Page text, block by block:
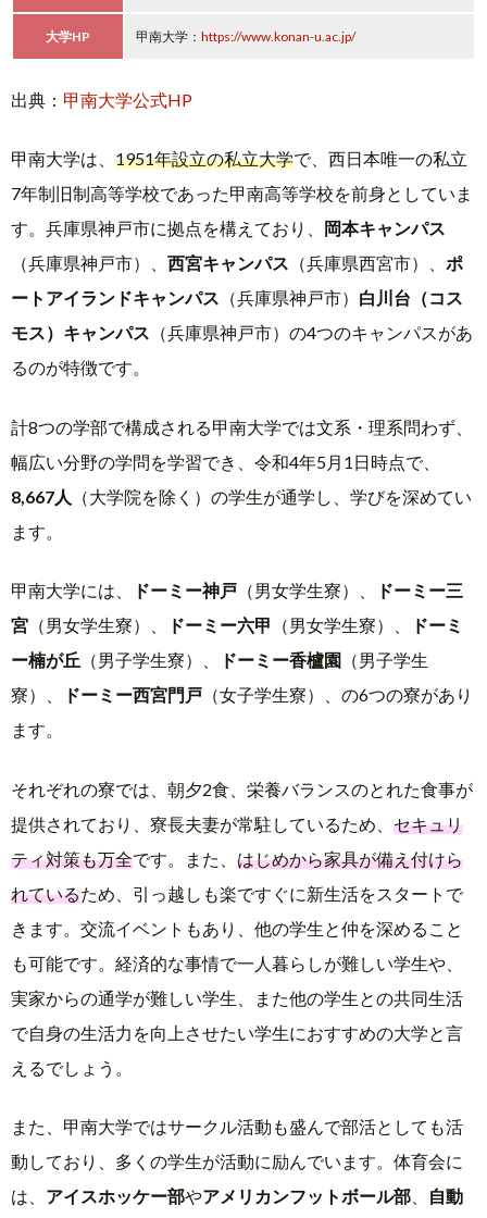
大学HP 甲南大学： https://www.konan-u.ac.jp/
出典： 甲南大学公式HP
甲南大学は、 1951年設立の私立大学で、西日本唯一の私立
7年制旧制高等学校であった甲南高等学校を前身としていま
す。兵庫県神戸市に拠点を構えており、
岡本キャンパス
（兵庫県神戸市）、 西宮キャンパス （兵庫県西宮市）、 ポ
ートアイランドキャンパス （兵庫県神戸市） 白川台（コス
モス）キャンパス （兵庫県神戸市）の4つのキャンパスがあ
るのが特徴です。
計8つの学部で構成される甲南大学では文系・理系問わず、
幅広い分野の学問を学習でき、令和4年5月1日時点で、
8,667人
（大学院を除く）の学生が通学し、学びを深めてい
ます。
甲南大学には、 ドーミー神戸 （男女学生寮）、
ドーミー三
宮 （男女学生寮）、 ドーミー六甲 （男女学生寮）、
ドーミ
ー楠が丘 （男子学生寮）、 ドーミー香櫨園
（男子学生
寮）、
ドーミー西宮門戸 （女子学生寮）、の6つの寮があり
ます。
それぞれの寮では、朝夕2食、栄養バランスのとれた食事が
提供されており、寮長夫妻が常駐しているため、 セキュリ
ティ対策も万全です。また、 はじめから家具が備え付けら
れているため、引っ越しも楽ですぐに新生活をスタートで
きます。交流イベントもあり、他の学生と仲を深めること
も可能です。経済的な事情で一人暮らしが難しい学生や、
実家からの通学が難しい学生、また他の学生との共同生活
で自身の生活力を向上させたい学生におすすめの大学と言
えるでしょう。
また、甲南大学ではサークル活動も盛んで部活としても活
動しており、多くの学生が活動に励んでいます。体育会に
は、 アイスホッケー部やアメリカンフットボール部
自動